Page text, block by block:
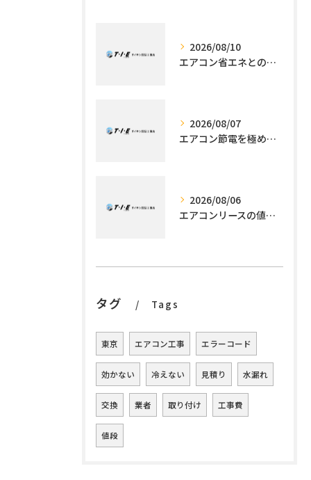
2026/08/10
エアコン省エネとの違いを東京都世田谷区で工事とともに徹底解説
2026/08/07
エアコン節電を極める施工技術
2026/08/06
エアコンリースの値段解説と利用メリット
タグ Tags
東京 エアコン工事 エラーコード
効かない 冷えない 見積り 水漏れ
交換 業者 取り付け 工事費
値段